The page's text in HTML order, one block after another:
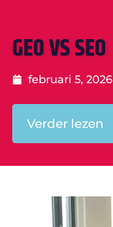
GEO VS SEO
februari 5, 2026
Verder lezen